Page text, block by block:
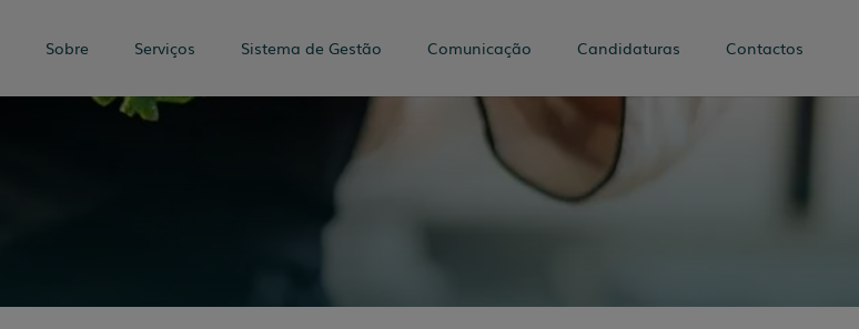
Sobre Serviços Sistema de Gestão Comunicação Candidaturas Contactos